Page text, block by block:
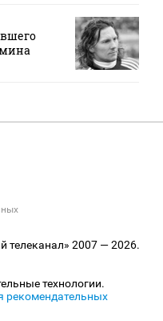
2007 — 2026.
технологии.
рекомендательных